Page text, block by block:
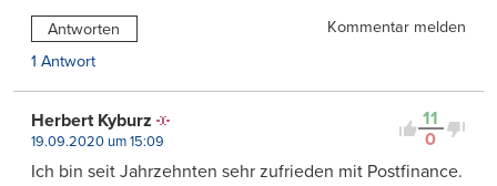
Antworten
Kommentar melden
1 Antwort
11
0
Herbert Kyburz
19.09.2020 um 15:09
Ich bin seit Jahrzehnten sehr zufrieden mit Postfinance.